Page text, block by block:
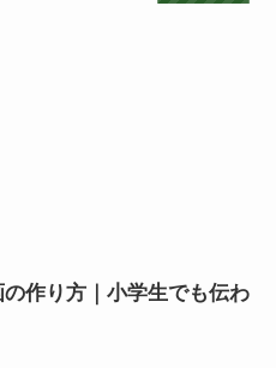
作り方｜小学生でも伝わ